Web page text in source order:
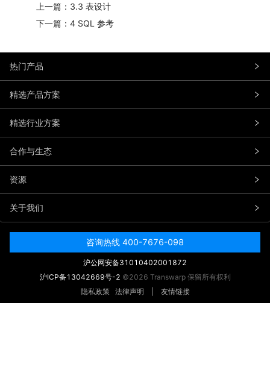
上一篇：3.3 表设计
下一篇：4 SQL 参考
热门产品
精选产品方案
精选行业方案
合作与生态
资源
关于我们
咨询热线 400-7676-098
沪公网安备31010402001872
沪ICP备13042669号-2 ©2026 Transwarp 保留所有权利
隐私政策
法律声明 友情链接